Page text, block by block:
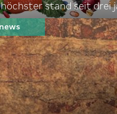
höchster stand seit drei